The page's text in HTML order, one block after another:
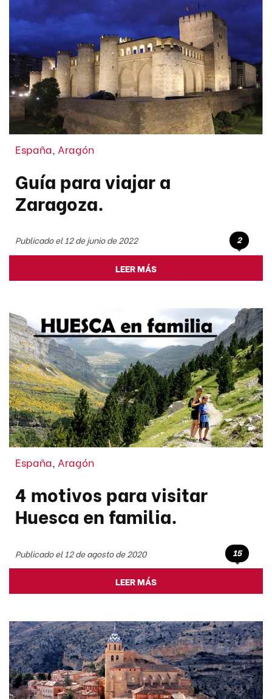
España Aragón
Guía para viajar a
Zaragoza.
Publicado el 12 de junio de 2022 2
LEER MÁS
España, Aragón
4 motivos para visitar
Huesca en familia.
Publicado el 12 de agosto de 2020 15
LEER MÁS